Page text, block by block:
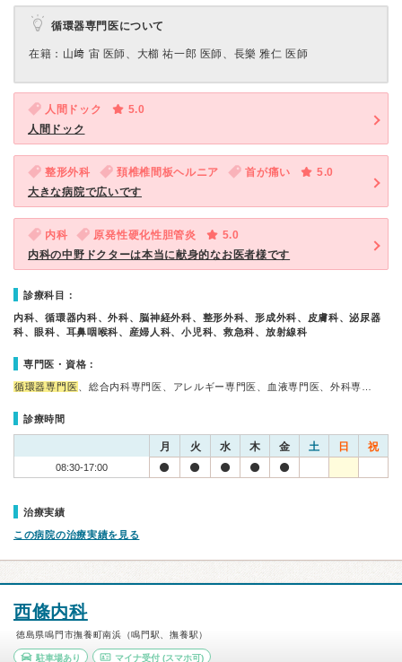
循環器専門医について
在籍：山﨑 宙 医師、大櫛 祐一郎 医師、長樂 雅仁 医師
人間ドック
5.0
人間ドック
整形外科 頚椎椎間板ヘルニア 首が痛い
5.0
大きな病院で広いです
内科 原発性硬化性胆管炎
5.0
内科の中野ドクターは本当に献身的なお医者様です
診療科目：
内科、循環器内科、外科、脳神経外科、整形外科、形成外科、皮膚科、泌尿器
科、眼科、耳鼻咽喉科、産婦人科、小児科、救急科、放射線科
専門医・資格：
循環器専門医 、総合内科専門医、アレルギー専門医、血液専門医、外科専…
診療時間
月 火 水 木 金 土 日 祝
08:30-17:00
治療実績
この病院の治療実績を見る
西條内科
徳島県鳴門市撫養町南浜（鳴門駅、撫養駅）
駐車場あり マイナ受付(スマホ可)